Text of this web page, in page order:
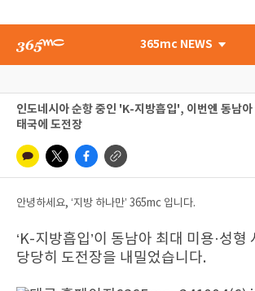
365mc NEWS
인도네시아 순항 중인 'K-지방흡입', 이번엔 동남아
태국에 도전장
안녕하세요, ‘지방 하나만’ 365mc 입니다.
‘K-지방흡입’이 동남아 최대 미용·성형
당당히 도전장을 내밀었습니다.